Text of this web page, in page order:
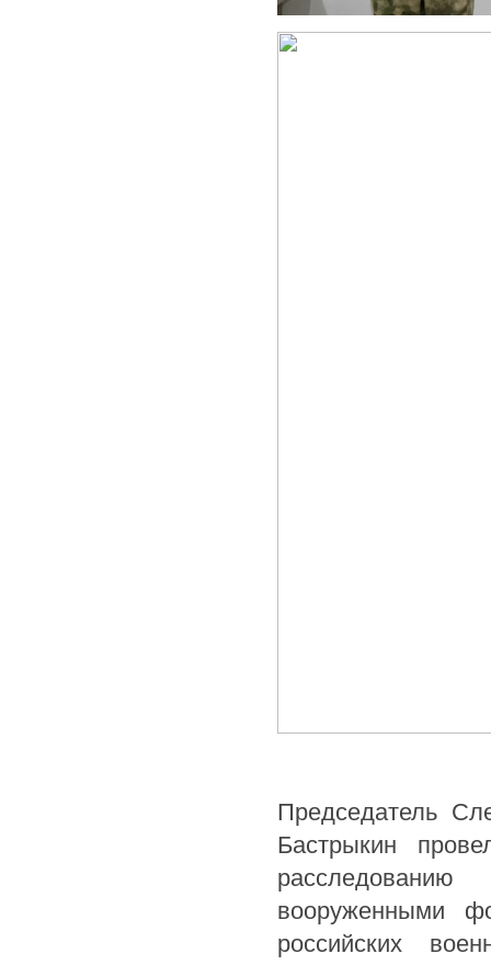
Председатель
Бастрыкин
вооруженными
российских